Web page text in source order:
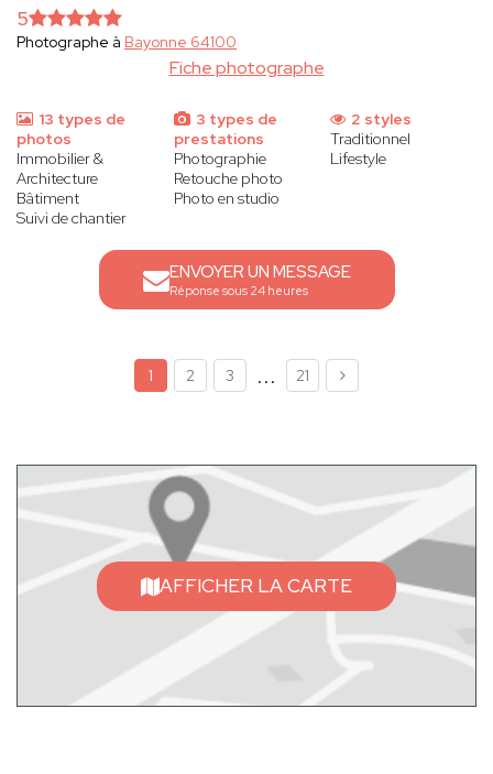
Fiche photographe
5
Photographe à Bayonne 64100
13 types de
photos
Immobilier &
Architecture
Bâtiment
Suivi de chantier
3 types de
prestations
Photographie
Retouche photo
Photo en studio
2 styles
Traditionnel
Lifestyle
ENVOYER UN MESSAGE
Réponse sous 24 heures
1 2 3 ... 21
AFFICHER LA CARTE